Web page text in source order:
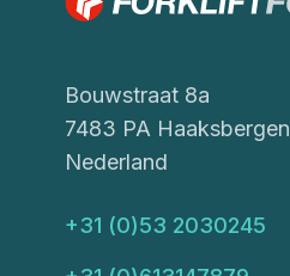
Bouwstraat 8a
7483 PA Haaksbergen
Nederland
+31 (0)53 2030245